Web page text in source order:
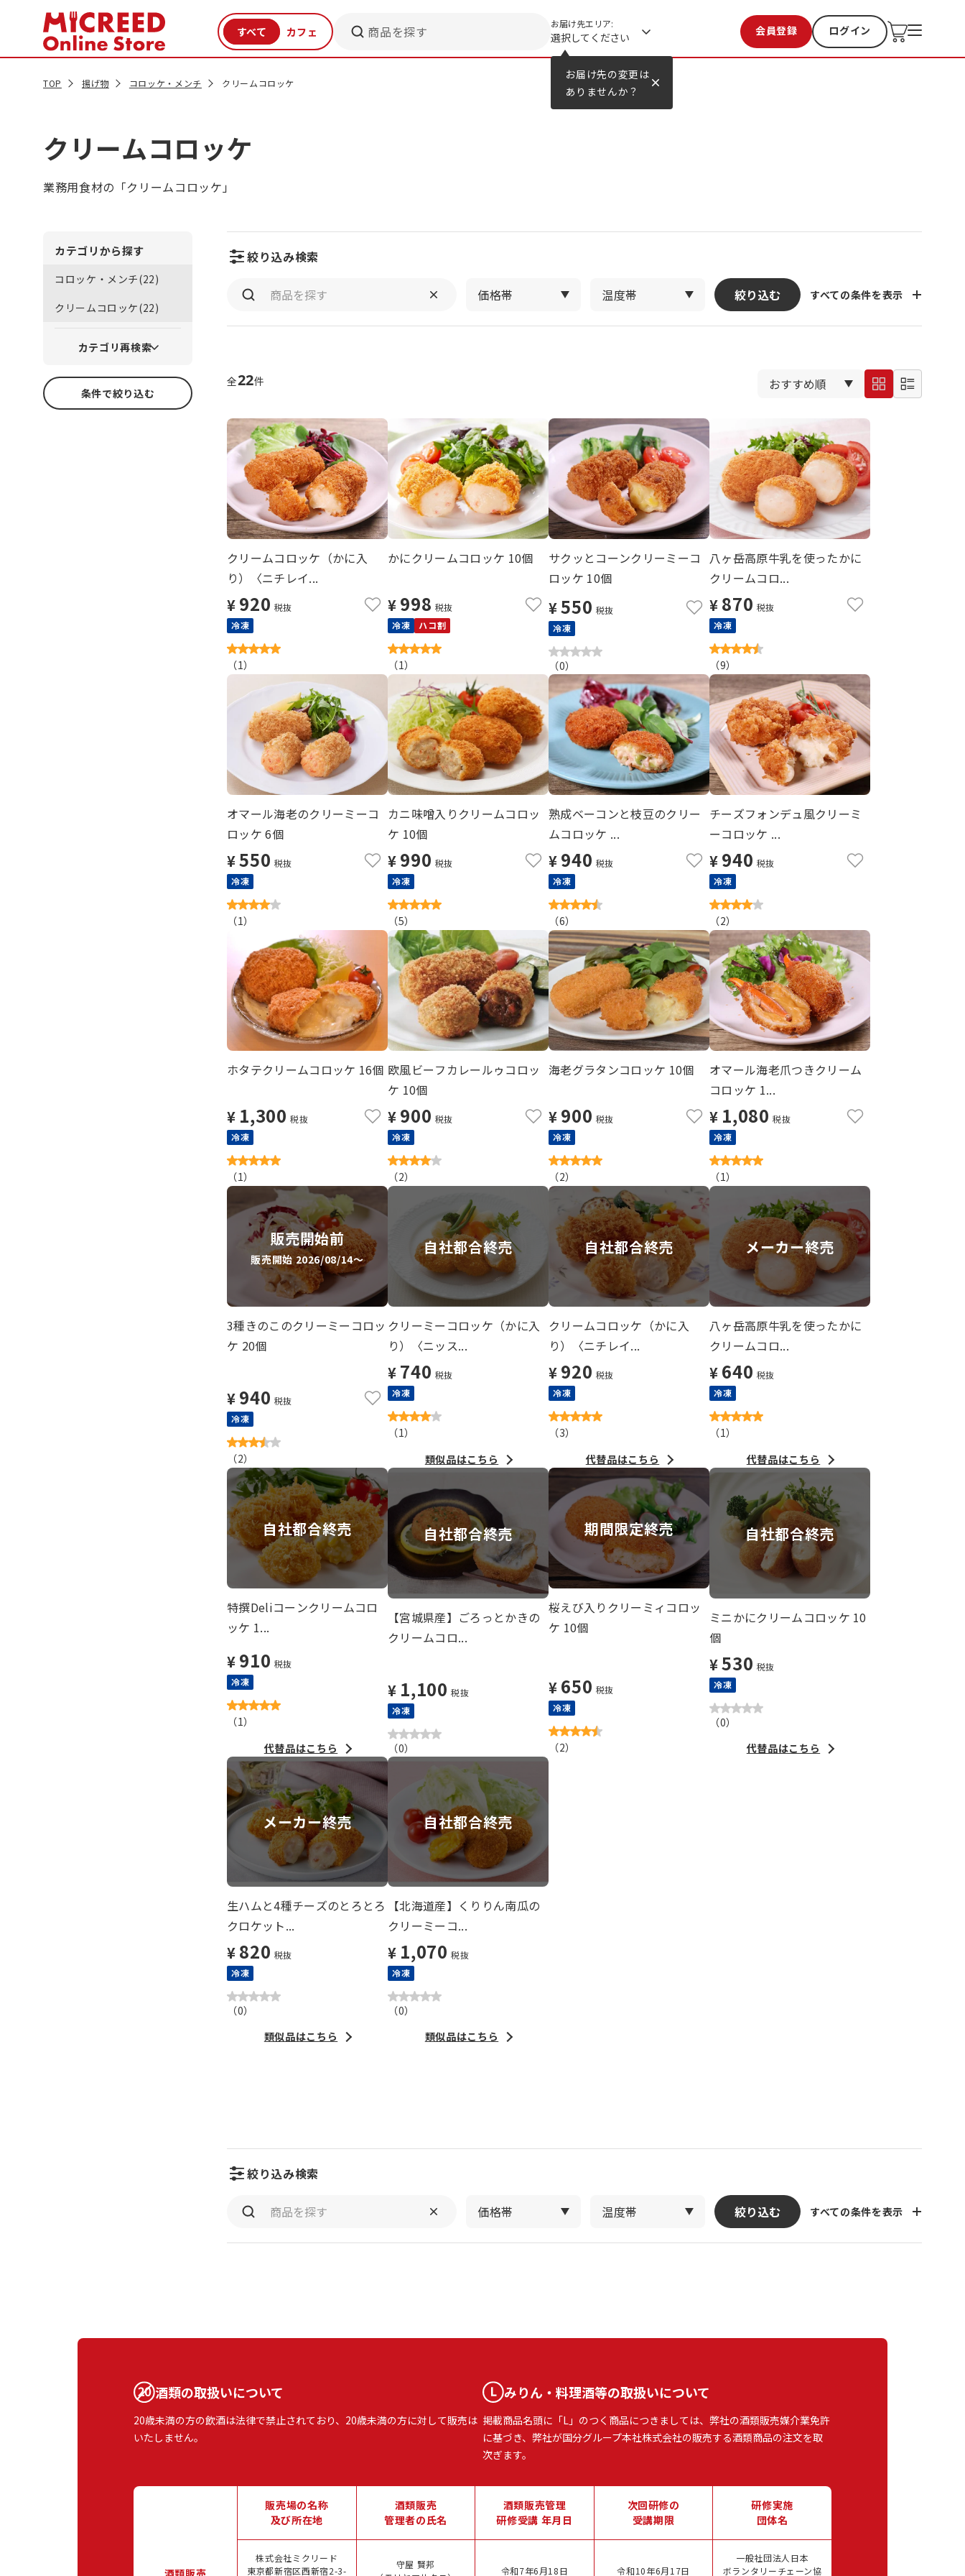
お届け先の変更は
ありませんか？
商品を探す お届け先エリア:
選択してください 会員登録 ログイン
お気に入り 過去購入
TOP 揚げ物 コロッケ・メンチ クリームコロッケ
クリームコロッケ
業務用食材の「クリームコロッケ」
絞り込み検索
価格帯 温度帯 絞り込む すべての条件を表示
全22件
クリームコロッケ（かに入
り）〈ニチレイ...
¥ 920 税抜
冷凍
（1）
かにクリームコロッケ 10個
¥ 998 税抜
冷凍
ハコ割
（1）
サクッとコーンクリーミーコ
ロッケ 10個
¥550 税抜
冷凍
（0）
八ヶ岳高原牛乳を使ったかに
クリームコロ...
¥ 870 税抜
冷凍
（9）
オマール海老のクリーミーコ
ロッケ 6個
¥550 税抜
冷凍
（1）
カニ味噌入りクリームコロッ
ケ 10個
¥ 990 税抜
冷凍
（5）
熟成ベーコンと枝豆のクリー
ムコロッケ ...
¥ 940 税抜
冷凍
（6）
チーズフォンデュ風クリーミ
ーコロッケ ...
¥ 940 税抜
冷凍
（2）
ホタテクリームコロッケ 16個
¥ 1,300 税抜
冷凍
（1）
欧風ビーフカレールゥコロッ
ケ 10個
¥ 900 税抜
冷凍
（2）
海老グラタンコロッケ 10個
¥ 900 税抜
冷凍
（2）
オマール海老爪つきクリーム
コロッケ 1...
¥ 1,080 税抜
冷凍
（1）
販売開始前
販売開始 2026/08/14～
3種きのこのクリーミーコロッ
ケ 20個
¥ 940 税抜
冷凍
（2）
自社都合終売
クリーミーコロッケ（かに入
り）〈ニッス...
¥ 740 税抜
冷凍
（1）
類似品はこちら
自社都合終売
クリームコロッケ（かに入
り）〈ニチレイ...
¥ 920 税抜
冷凍
（3）
代替品はこちら
メーカー終売
八ヶ岳高原牛乳を使ったかに
クリームコロ...
¥ 640 税抜
冷凍
（1）
代替品はこちら
自社都合終売
特撰Deliコーンクリームコロ
ッケ 1...
¥ 910 税抜
冷凍
（1）
代替品はこちら
自社都合終売
【宮城県産】ごろっとかきの
クリームコロ...
¥ 1,100 税抜
冷凍
（0）
期間限定終売
桜えび入りクリーミィコロッ
ケ 10個
¥ 650 税抜
冷凍
（2）
自社都合終売
ミニかにクリームコロッケ 10
個
¥530 税抜
冷凍
（0）
代替品はこちら
メーカー終売
生ハムと4種チーズのとろとろ
クロケット...
¥ 820 税抜
冷凍
（0）
類似品はこちら
自社都合終売
【北海道産】くりりん南瓜の
クリーミーコ...
¥ 1,070 税抜
冷凍
（0）
類似品はこちら
絞り込み検索
価格帯 温度帯 絞り込む すべての条件を表示
カテゴリから探す
コロッケ・メンチ(22)
クリームコロッケ(22)
カテゴリ再検索
条件で絞り込む
酒類の取扱いについて
20歳未満の方の飲酒は法律で禁止されており、20歳未満の方に対して販売は
いたしません。
みりん・料理酒等の取扱いについて
掲載商品名頭に「L」のつく商品につきましては、弊社の酒類販売媒介業免許
に基づき、弊社が国分グループ本社株式会社の販売する酒類商品の注文を取
次ぎます。
販売場の名称
及び所在地
酒類販売
管理者の氏名
酒類販売管理
研修受講 年月日
次回研修の
受講期限
研修実施
団体名
株式会社ミクリード
東京都新宿区西新宿2-3-
守屋 賢邦
令和7年6月18日 令和10年6月17日
一般社団法人日本
ボランタリーチェーン協